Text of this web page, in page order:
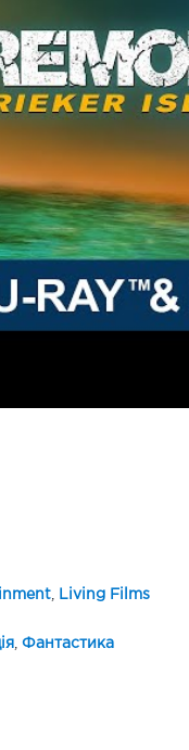
, Living Films
, Фантастика